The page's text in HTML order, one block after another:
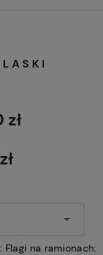
Flagi na ramionach: